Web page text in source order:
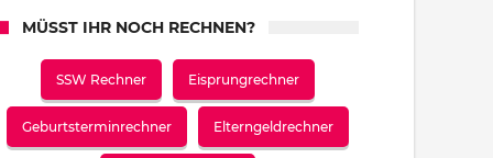
MÜSST IHR NOCH RECHNEN?
SSW Rechner Eisprungrechner
Geburtsterminrechner Elterngeldrechner